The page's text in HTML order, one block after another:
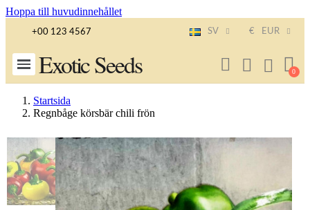
Hoppa till huvudinnehållet
+00 123 4567 SV € EUR
Exotic Seeds
Startsida
Regnbåge körsbär chili frön